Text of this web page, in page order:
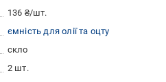
136 ₴/шт.
ємність для олії та оцту
скло
2 шт.